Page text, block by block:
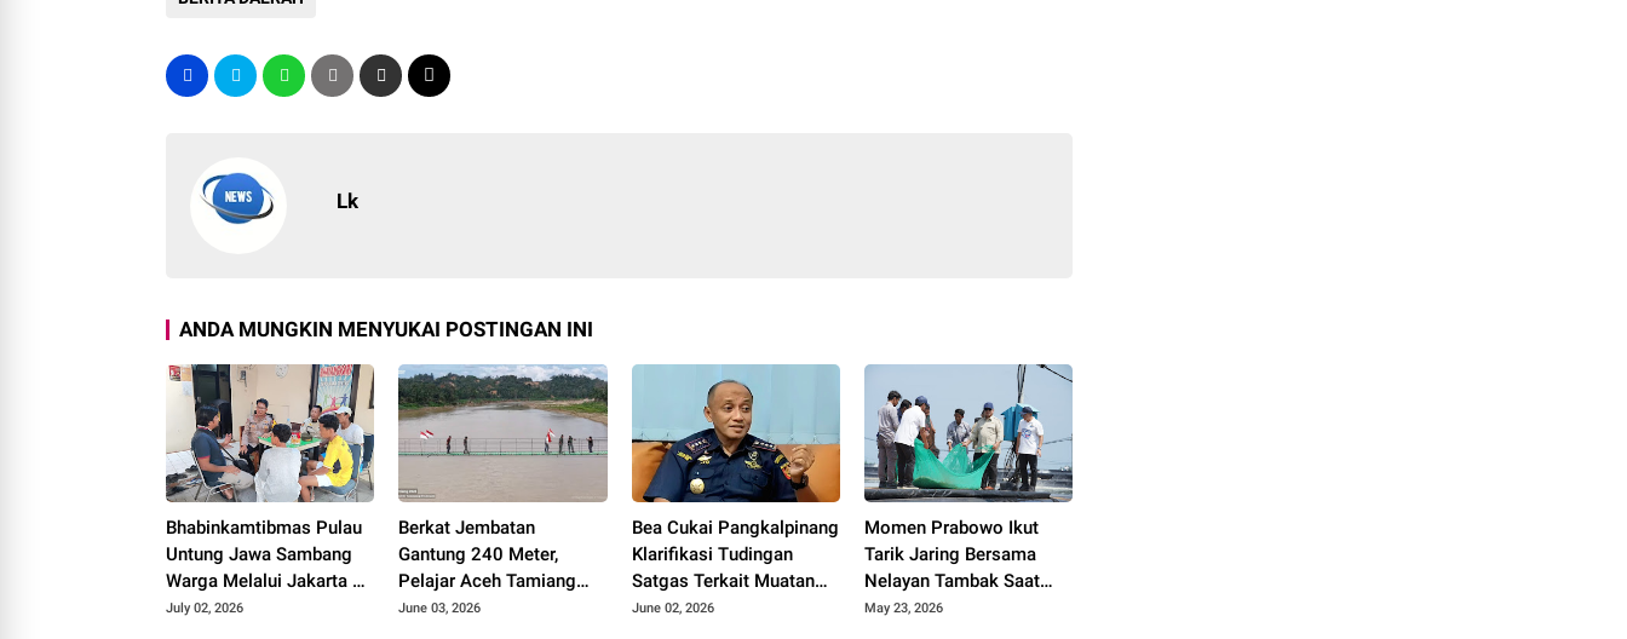
Lk
ANDA MUNGKIN MENYUKAI POSTINGAN INI
Bhabinkamtibmas Pulau
Untung Jawa Sambang
Warga Melalui Jakarta On
The Spot, Sosialisasikan
July 02, 2026
Berkat Jembatan
Gantung 240 Meter,
Pelajar Aceh Tamiang
Kini Bisa Berangkat
June 03, 2026
Bea Cukai Pangkalpinang
Klarifikasi Tudingan
Satgas Terkait Muatan
15 Kontainer PT PMM:
June 02, 2026
Momen Prabowo Ikut
Tarik Jaring Bersama
Nelayan Tambak Saat
Panen Raya Udang di
May 23, 2026